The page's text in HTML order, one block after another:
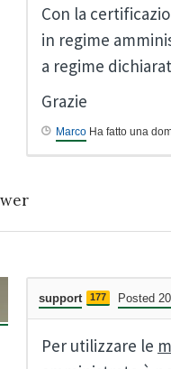
Con la
in regime
a regime
Grazie
Marco Ha fatto una
support 177 Posted
Per utilizzare le